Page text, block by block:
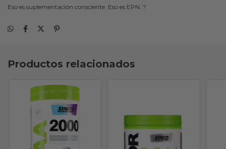
Eso es suplementación consciente. Eso es EPN. ?
Productos relacionados